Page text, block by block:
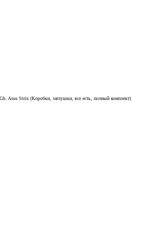
Asus Strix (Коробки, заглушки, все есть, полный комплект)